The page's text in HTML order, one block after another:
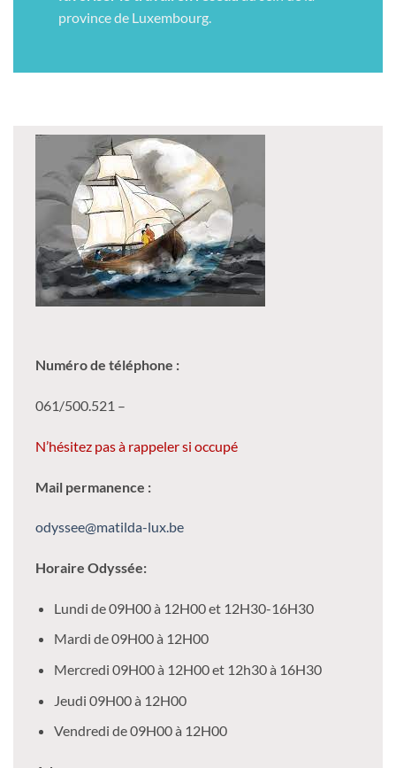
province de Luxembourg.
Numéro de téléphone :
061/500.521 –
N’hésitez pas à rappeler si occupé
Mail permanence :
odyssee@matilda-lux.be
Horaire Odyssée:
Lundi de 09H00 à 12H00 et 12H30-16H30
Mardi de 09H00 à 12H00
Mercredi 09H00 à 12H00 et 12h30 à 16H30
Jeudi 09H00 à 12H00
Vendredi de 09H00 à 12H00